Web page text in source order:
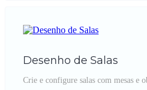
Desenho de Salas
Crie e configure salas com mesas e